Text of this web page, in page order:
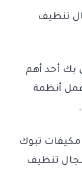
تنظيف
بك أحد أهم
عمل أنظمة
تبوك
المرتبة رقم 1 في مجال تنظيف